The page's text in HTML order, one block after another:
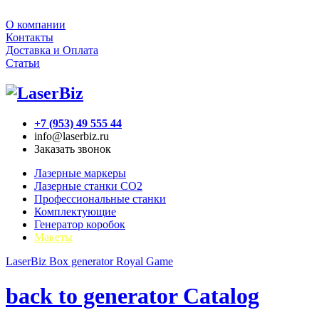
О компании
Контакты
Доставка и Оплата
Статьи
+7 (953) 49 555 44
info@laserbiz.ru
Заказать звонок
Лазерные маркеры
Лазерные станки CO2
Профессиональные станки
Комплектующие
Генератор коробок
Макеты
LaserBiz Box generator Royal Game
back to generator Catalog